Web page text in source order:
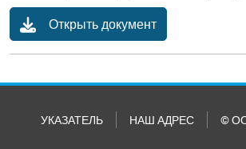
Открыть документ
УКАЗАТЕЛЬ НАШ АДРЕС ©